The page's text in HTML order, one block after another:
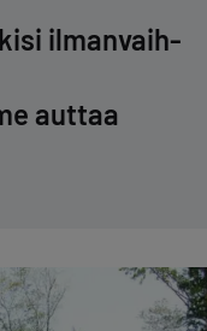
il­man­vaih­
auttaa